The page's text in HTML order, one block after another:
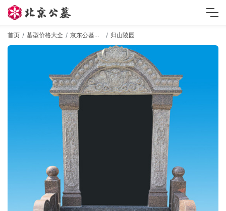
首页 墓型价格大全 京东公墓墓型 归山陵园